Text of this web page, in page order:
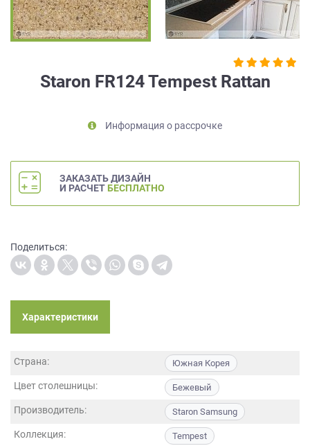
Staron FR124 Tempest Rattan
Информация о рассрочке
ЗАКАЗАТЬ ДИЗАЙН
И РАСЧЕТ БЕСПЛАТНО
Поделиться:
Характеристики
Страна: Южная Корея
Цвет столешницы: Бежевый
Производитель: Staron Samsung
Коллекция: Tempest
обработку
персональных
метрическими
программами
условиях
Политики
персональных
данных.